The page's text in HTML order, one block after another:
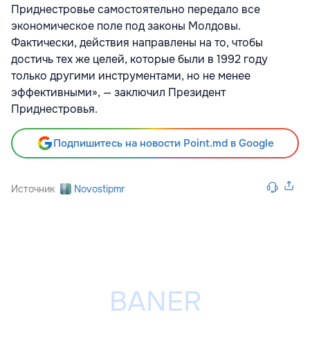
Приднестровье самостоятельно передало все
экономическое поле под законы Молдовы.
Фактически, действия направлены на то, чтобы
достичь тех же целей, которые были в 1992 году
только другими инструментами, но не менее
эффективными», — заключил Президент
Приднестровья.
Подпишитесь на новости Point.md в Google
Источник Novostipmr